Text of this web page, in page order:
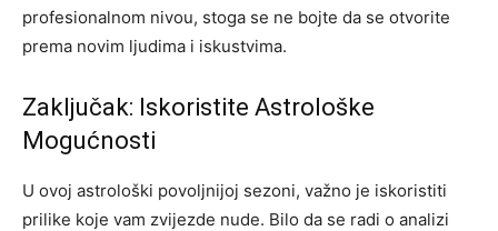
profesionalnom nivou, stoga se ne bojte da se otvorite
prema novim ljudima i iskustvima.
Zaključak: Iskoristite Astrološke
Mogućnosti
U ovoj astrološki povoljnijoj sezoni, važno je iskoristiti
prilike koje vam zvijezde nude. Bilo da se radi o analizi